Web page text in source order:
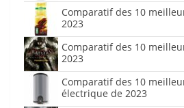
Comparatif des 10
2023
Comparatif des 10
2023
Comparatif des 10
électrique de 2023